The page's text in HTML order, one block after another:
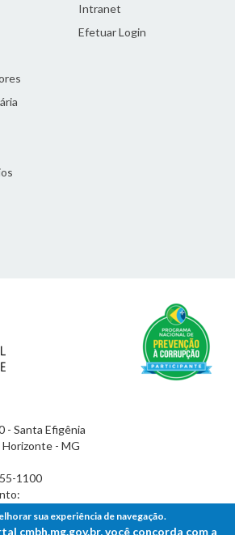
Intranet
Efetuar Login
- Santa Efigênia
- MG
1100
sua experiência de navegação.
cmbh.mg.gov.br, você concorda com a